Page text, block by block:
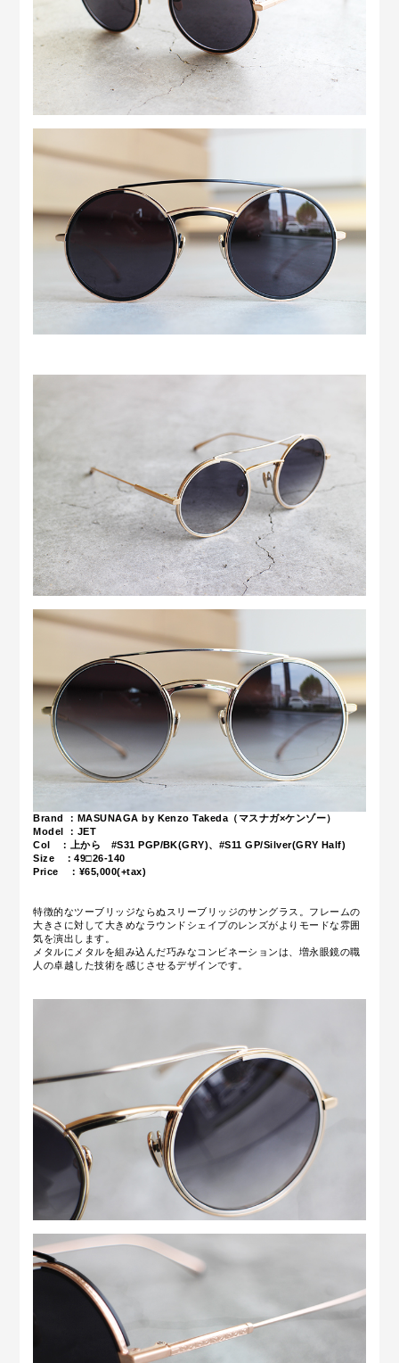
Brand ：MASUNAGA by Kenzo Takeda（マスナガ×ケンゾー）
Model ：JET
Col ：上から #S31 PGP/BK(GRY)、#S11 GP/Silver(GRY Half)
Size ：49□26-140
Price ：¥65,000(+tax)
特徴的なツーブリッジならぬスリーブリッジのサングラス。フレームの
大きさに対して大きめなラウンドシェイプのレンズがよりモードな雰囲
気を演出します。
メタルにメタルを組み込んだ巧みなコンビネーションは、増永眼鏡の職
人の卓越した技術を感じさせるデザインです。